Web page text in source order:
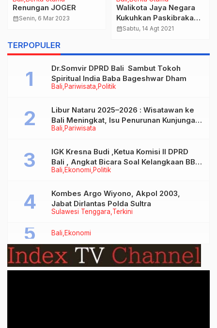
Renungan JOGER
calendar_monthSenin, 6 Mar 2023
Walikota Jaya Negara
Kukuhkan Paskibraka
Kota Denpasar Tahun
calendar_monthSabtu, 14 Agt 2021
TERPOPULER
Bali Pariwisata Politik
Dr.Somvir DPRD Bali Sambut Tokoh
Spiritual India Baba Bageshwar Dham
Bali Pariwisata
Libur Nataru 2025–2026 : Wisatawan ke
Bali Meningkat, Isu Penurunan Kunjungan
Tidak Benar
Bali Ekonomi Politik
IGK Kresna Budi ,Ketua Komisi II DPRD
Bali , Angkat Bicara Soal Kelangkaan BBM
Bersubsidi Jenis Solar
Sulawesi Tenggara Terkini
Kombes Argo Wiyono, Akpol 2003,
Jabat Dirlantas Polda Sultra
Bali Ekonomi